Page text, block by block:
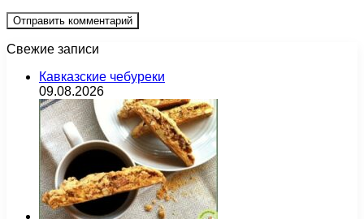
Свежие записи
Кавказские чебуреки
09.08.2026